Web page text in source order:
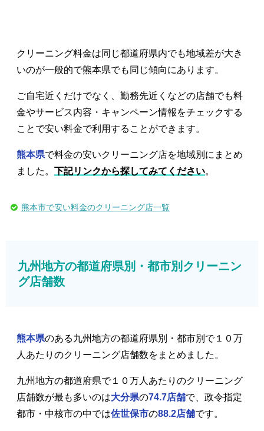
クリーニング料金は同じ都道府県内でも地域差が大き
いのが一般的で熊本県でも同じ傾向にあります。
ご自宅近くだけでなく、勤務先近くなどの店舗でも料
金やサービス内容・キャンペーン情報をチェックする
ことで安い料金で利用することができます。
熊本県で料金の安いクリーニング店を地域別にまとめ
ました。 下記リンクから探してみてください。
熊本市で安い料金のクリーニング店一覧
九州地方の都道府県別・都市別クリーニン
グ店舗数
熊本県のある九州地方の都道府県別・都市別で１０万
人あたりのクリーニング店舗数をまとめました。
九州地方の都道府県で１０万人あたりのクリーニング
店舗数が最も多いのは大分県の74.7店舗で、政令指定
都市・中核市の中では佐世保市の88.2店舗です。